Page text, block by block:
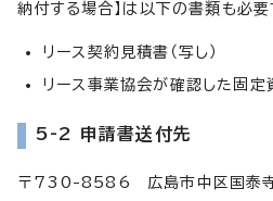
納付する場合】は以下の書類も必要
リース契約見積書（写し）
リース事業協会が確認した固定
5-2 申請書送付先
〒730-8586 広島市中区国泰